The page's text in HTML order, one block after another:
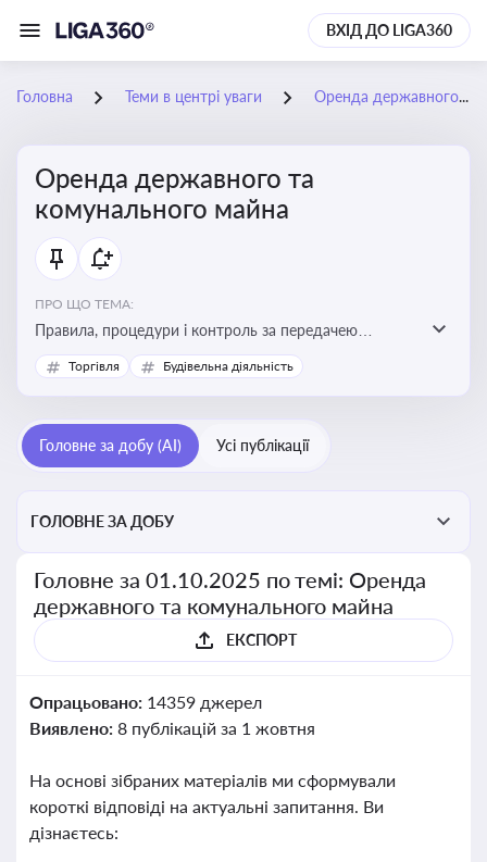
ВХІД ДО LIGA360
Головна Теми в центрі уваги Оренда державного та комунального майна
Оренда державного та
комунального майна
ПРО ЩО ТЕМА:
Правила, процедури і контроль за передачею
державного та комунального майна в оренду. Кейси
використання публічного майна
Торгівля Будівельна діяльність
Головне за добу (AI) Усі публікації
ГОЛОВНЕ ЗА ДОБУ
Головне за 01.10.2025 по темі: Оренда
державного та комунального майна
ЕКСПОРТ
Опрацьовано: 14359 джерел
Виявлено: 8 публікацій за 1 жовтня
На основі зібраних матеріалів ми сформували
короткі відповіді на актуальні запитання. Ви
дізнаєтесь: